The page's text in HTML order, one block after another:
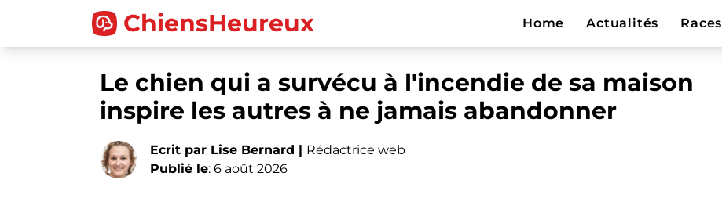
ChiensHeureux Home Actualités Races
Le chien qui a survécu à l'incendie de sa maison
inspire les autres à ne jamais abandonner
Ecrit par Lise Bernard | Rédactrice web
Publié le: 6 août 2026